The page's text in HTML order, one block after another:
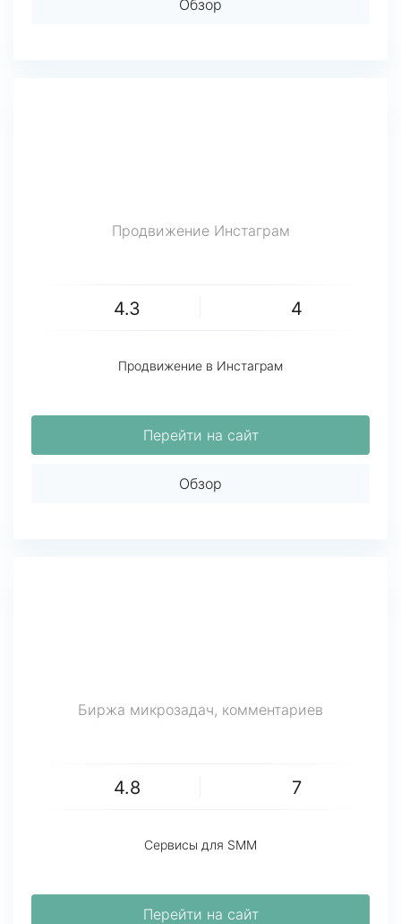
Обзор
Продвижение Инстаграм
4.3 4
Продвижение в Инстаграм
Перейти на сайт
Обзор
Биржа микрозадач, комментариев
4.8 7
Сервисы для SMM
Перейти на сайт